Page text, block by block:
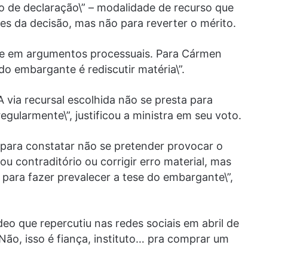
declaração\” – modalidade de recurso que
da decisão, mas não para reverter o mérito.
argumentos processuais. Para Cármen
embargante é rediscutir matéria\”.
via recursal escolhida não se presta para
justificou a ministra em seu voto.
constatar não se pretender provocar o
contraditório ou corrigir erro material, mas
fazer prevalecer a tese do embargante\”,
que repercutiu nas redes sociais em abril de
isso é fiança, instituto… pra comprar um